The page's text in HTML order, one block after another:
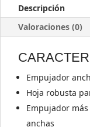
Descripción
Valoraciones (0)
Empujador
Hoja robusta
Empujador
anchas